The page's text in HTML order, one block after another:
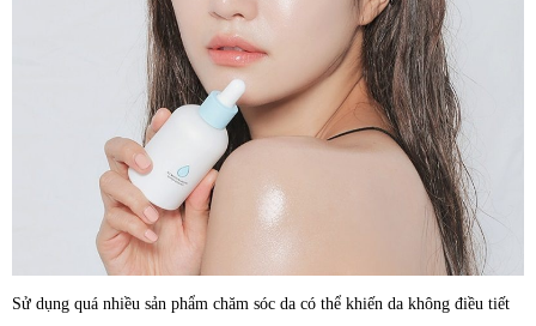
Sử dụng quá nhiều sản phẩm chăm sóc da có thể khiến da không điều tiết